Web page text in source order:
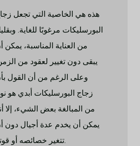
هذه هي الخاصية التي تجعل
البورسليكات مرغوبًا للغاية.
من العناية المناسبة، يمكن
يبقى دون تغيير لعقود من
وعلى الرغم من أن القول
زجاج البورسليكات أبدي هو
من المبالغة بعض الشيء، إلا
يمكن أن يخدم عدة أجيال دون
تتغير خصائصه أو قوته.